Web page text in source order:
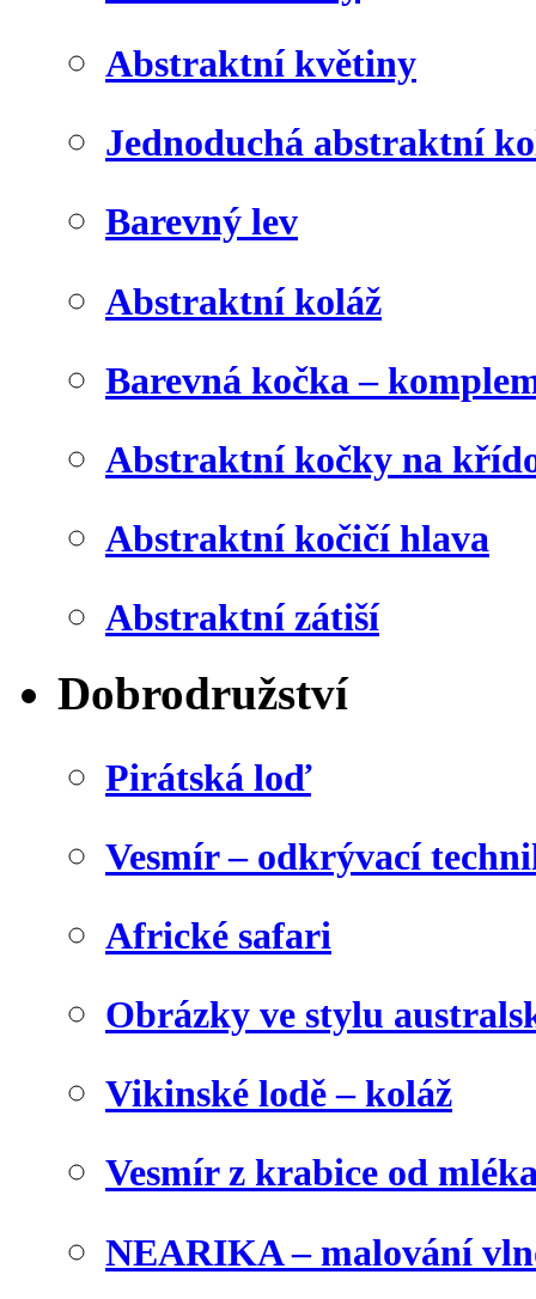
Abstraktní květiny
Jednoduchá abstraktní
Barevný lev
Abstraktní koláž
Barevná kočka –
Abstraktní kočky na
Abstraktní kočičí hlava
Abstraktní zátiší
Dobrodružství
Pirátská loď
Vesmír – odkrývací
Africké safari
Obrázky ve stylu
Vikinské lodě – koláž
Vesmír z krabice od
NEARIKA – malování